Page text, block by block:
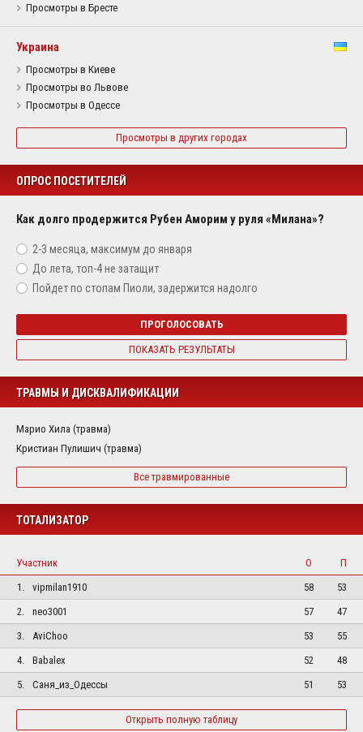
Просмотры в Бресте
Украина
Просмотры в Киеве
Просмотры во Львове
Просмотры в Одессе
Просмотры в других городах
ОПРОС ПОСЕТИТЕЛЕЙ
Как долго продержится Рубен Аморим у руля «Милана»?
2-3 месяца, максимум до января
До лета, топ-4 не затащит
Пойдет по стопам Пиоли, задержится надолго
ПРОГОЛОСОВАТЬ
ПОКАЗАТЬ РЕЗУЛЬТАТЫ
ТРАВМЫ И ДИСКВАЛИФИКАЦИИ
Марио Хила (травма)
Кристиан Пулишич (травма)
Все травмированные
ТОТАЛИЗАТОР
Участник О
П
1.
vipmilan1910 58
53
2.
neo3001 57
47
3.
AviChoo 53
55
4.
Babalex 52
48
5.
Саня_из_Одессы 51 53
Открыть полную таблицу